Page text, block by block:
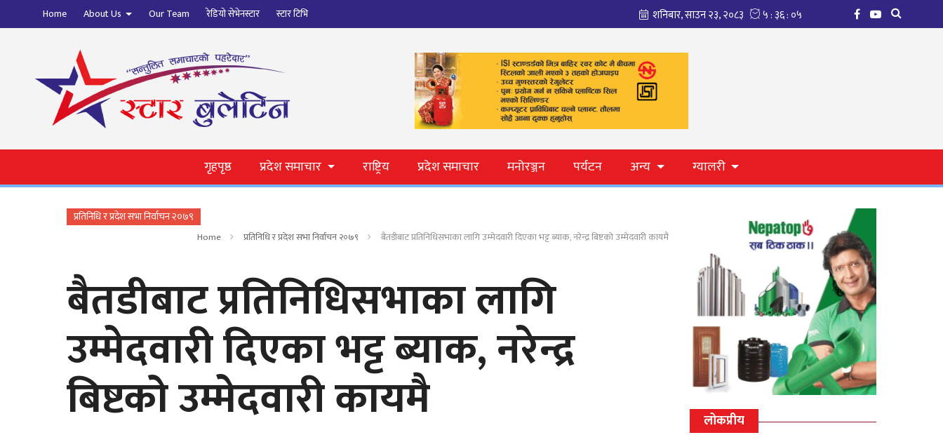
Home About Us Our Team रेडियो सेभेनस्टार स्टार टिभि
गृहपृष्ठ प्रदेश समाचार राष्ट्रिय प्रदेश समाचार मनोरञ्जन पर्यटन अन्य ग्यालरी
प्रतिनिधि र प्रदेश सभा निर्वाचन २०७९
Home प्रतिनिधि र प्रदेश सभा निर्वाचन २०७९ बैतडीबाट प्रतिनिधिसभाका लागि उम्मेदवारी दिएका भट्ट ब्याक, नरेन्द्र बिष्टको उम्मेदवारी कायमै
बैतडीबाट प्रतिनिधिसभाका लागि
उम्मेदवारी दिएका भट्ट ब्याक, नरेन्द्र
बिष्टको उम्मेदवारी कायमै लोकप्रीय